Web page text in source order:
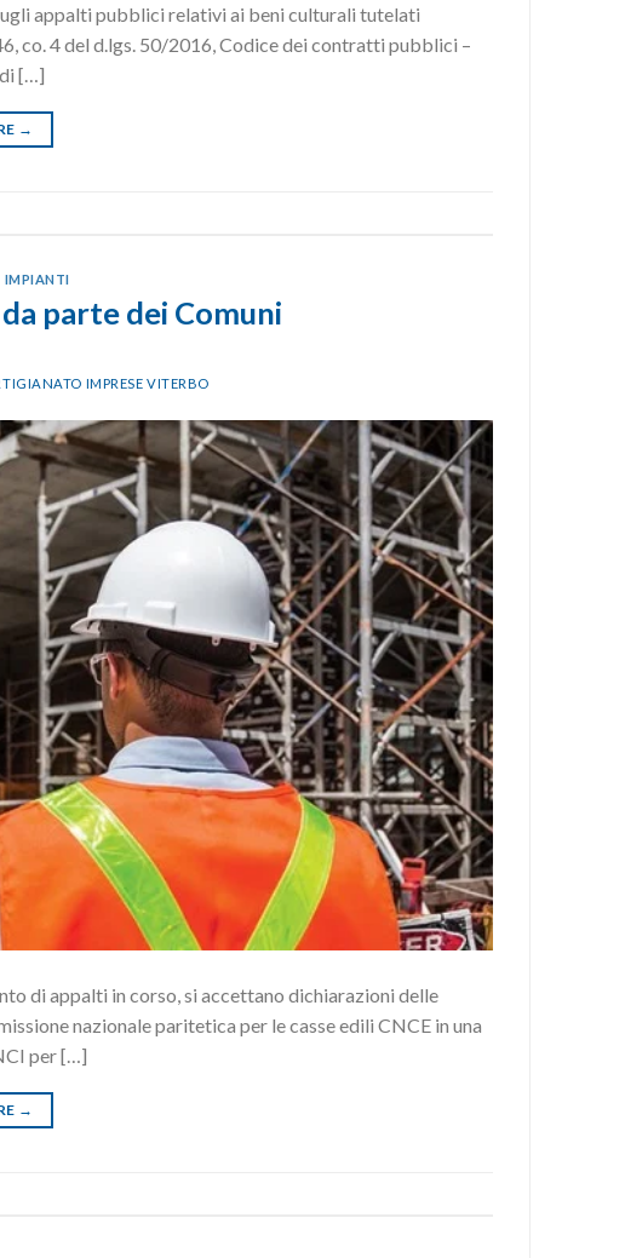
appalti pubblici relativi ai beni culturali tutelati
co. 4 del d.lgs. 50/2016, Codice dei contratti pubblici –
[…]
→
IMPIANTI
parte dei Comuni
IMPRESE VITERBO
di appalti in corso, si accettano dichiarazioni delle
nazionale paritetica per le casse edili CNCE in una
per […]
→